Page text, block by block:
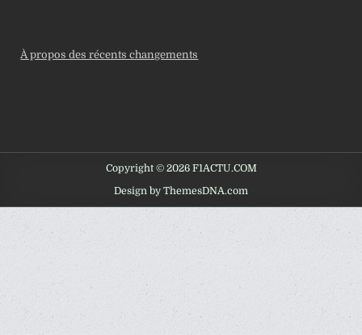
À propos des récents changements
Copyright © 2026 F1ACTU.COM
Design by ThemesDNA.com